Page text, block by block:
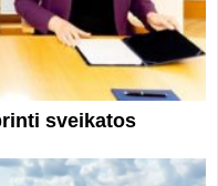
sveikatos